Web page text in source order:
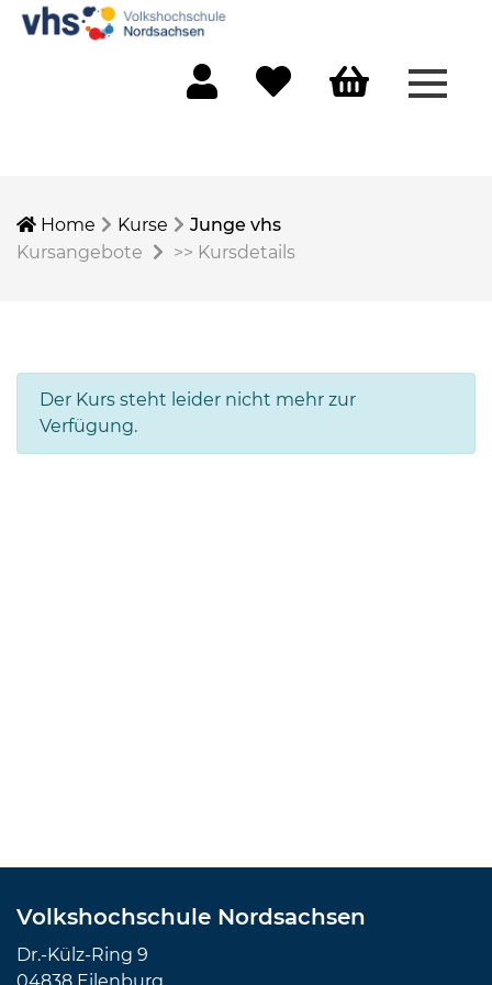
Home Kurse
Junge vhs
Kursangebote
>> Kursdetails
Der Kurs steht leider nicht mehr zur
Verfügung.
Volkshochschule Nordsachsen
Dr.-Külz-Ring 9